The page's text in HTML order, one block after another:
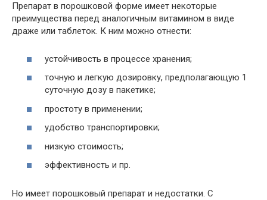
Препарат в порошковой форме имеет некоторые
преимущества перед аналогичным витамином в виде
драже или таблеток. К ним можно отнести:
устойчивость в процессе хранения;
точную и легкую дозировку, предполагающую 1
суточную дозу в пакетике;
простоту в применении;
удобство транспортировки;
низкую стоимость;
эффективность и пр.
Но имеет порошковый препарат и недостатки. С